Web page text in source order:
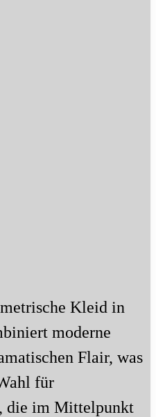
Kleid in
moderne
Flair, was
für
die im Mittelpunkt